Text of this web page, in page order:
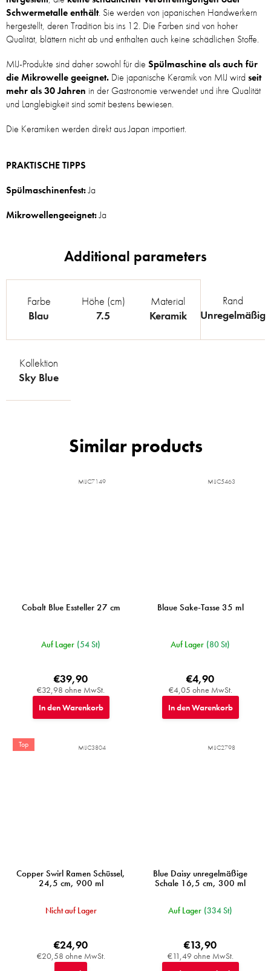
Schwermetalle enthält. Sie werden von japanischen Handwerkern
hergestellt, deren Tradition bis ins 12. Die Farben sind von hoher
Qualität, blättern nicht ab und enthalten auch keine schädlichen Stoffe.
MIJ-Produkte sind daher sowohl für die Spülmaschine als auch für
die Mikrowelle geeignet. Die japanische Keramik von MIJ wirdseit
mehr als 30 Jahren in der Gastronomie verwendet und ihre Qualität
und Langlebigkeit sind somit bestens bewiesen.
Die Keramiken werden direkt aus Japan importiert.
PRAKTISCHE TIPPS
Spülmaschinenfest:Ja
Mikrowellengeeignet:Ja
Farbe
Blau
Höhe (cm)
7.5
Material
Keramik
Rand
Unregelmäßig
Kollektion
Sky Blue
Cobalt Blue Essteller 27 cm
Auf Lager (54 St)
€32,98 ohne MwSt.
€39,90
In den Warenkorb
MIJC7149
Blaue Sake-Tasse 35 ml
Auf Lager (80 St)
€4,05 ohne MwSt.
€4,90
In den Warenkorb
MIJC5463
Top
Copper Swirl Ramen Schüssel,
24,5 cm, 900 ml
Nicht auf Lager
€20,58 ohne MwSt.
€24,90
MIJC3804
Blue Daisy unregelmäßige
Schale 16,5 cm, 300 ml
Auf Lager (334 St)
€11,49 ohne MwSt.
€13,90
MIJC2798